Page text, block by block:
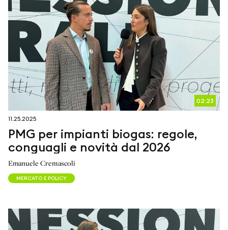
02:23
11.25.2025
PMG per impianti biogas: regole,
conguagli e novità dal 2026
Emanuele Cremascoli
MERCATO E POLICY